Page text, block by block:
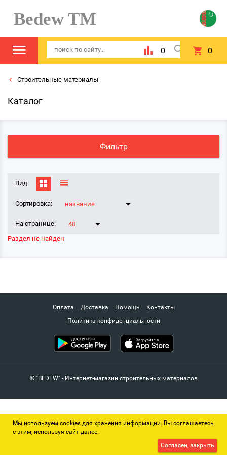
Bedew TM
0 0
Строительные материалы
Каталог
Фильтр
Вид:
Сортировка: название
На странице:
40
Раздел не найден
Оплата Доставка Помощь
Контакты
Политика конфиденциальности
© "BEDEW" - Интернет-магазин строительных материалов
Мы используем cookies для хранения информации. Вы соглашаетесь
с этим, используя сайт далее.
Согласен, закрыть